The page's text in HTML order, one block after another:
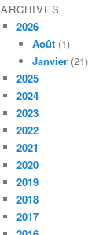
ARCHIVES
2026
Août (1)
Janvier (21)
2025
2024
2023
2022
2021
2020
2019
2018
2017